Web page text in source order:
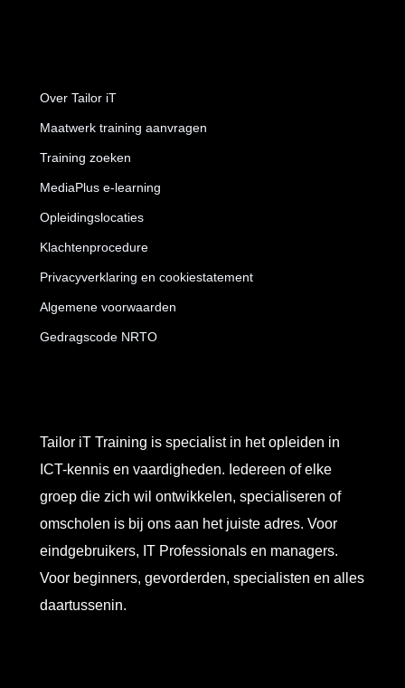
Tailor iT Training is specialist in het opleiden in
ICT-kennis en vaardigheden. Iedereen of elke
groep die zich wil ontwikkelen, specialiseren of
omscholen is bij ons aan het juiste adres. Voor
eindgebruikers, IT Professionals en managers.
Voor beginners, gevorderden, specialisten en alles
daartussenin.
Over Tailor iT
Maatwerk training aanvragen
Training zoeken
MediaPlus e-learning
Opleidingslocaties
Klachtenprocedure
Privacyverklaring en cookiestatement
Algemene voorwaarden
Gedragscode NRTO